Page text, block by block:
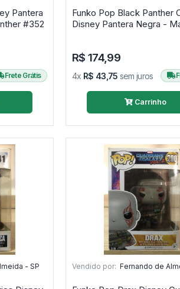
Pantera
Negra - Marvel Black Panther #352
Frete Grátis
Funko Pop Black Panther
Disney Pantera Negra -
R$ 174,99
4x R$ 43,75 sem juros
Carrinho
- SP Vendido por: Fernando de